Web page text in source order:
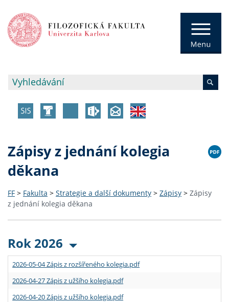
Zápisy z jednání kolegia
děkana
FF > Fakulta > Strategie a další dokumenty > Zápisy > Zápisy
z jednání kolegia děkana
Rok 2026
2026-05-04 Zápis z rozšířeného kolegia.pdf
2026-04-27 Zápis z užšího kolegia.pdf
2026-04-20 Zápis z užšího kolegia.pdf